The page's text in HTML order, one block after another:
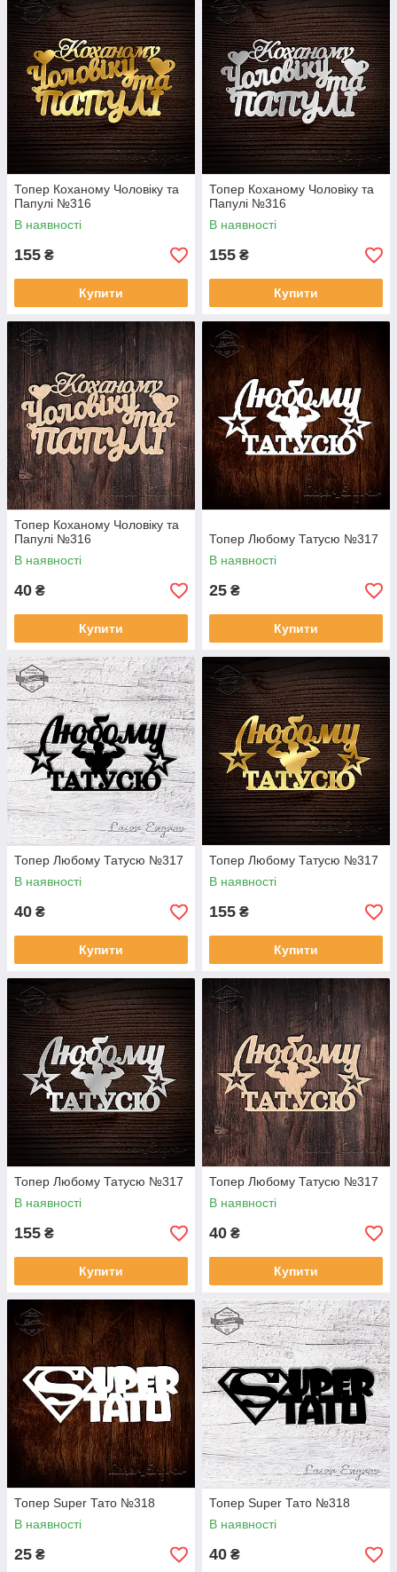
Топер Коханому Чоловіку та
Папулі №316
В наявності
155 ₴
Купити
Топер Коханому Чоловіку та
Папулі №316
В наявності
155 ₴
Купити
Топер Коханому Чоловіку та
Папулі №316
В наявності
40 ₴
Купити
Топер Любому Татусю №317
В наявності
25 ₴
Купити
Топер Любому Татусю №317
В наявності
40 ₴
Купити
Топер Любому Татусю №317
В наявності
155 ₴
Купити
Топер Любому Татусю №317
В наявності
155 ₴
Купити
Топер Любому Татусю №317
В наявності
40 ₴
Купити
Топер Super Тато №318
В наявності
25 ₴
Топер Super Тато №318
В наявності
40 ₴